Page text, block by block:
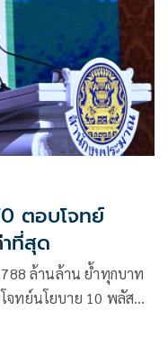
ตอบโจทย์
ที่สุด
ล้านล้าน ย้ำทุกบาท
จทย์นโยบาย 10 พลัส